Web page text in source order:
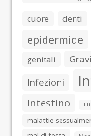
cuore denti
epidermide
genitali
Infezioni
Intestino
malattie